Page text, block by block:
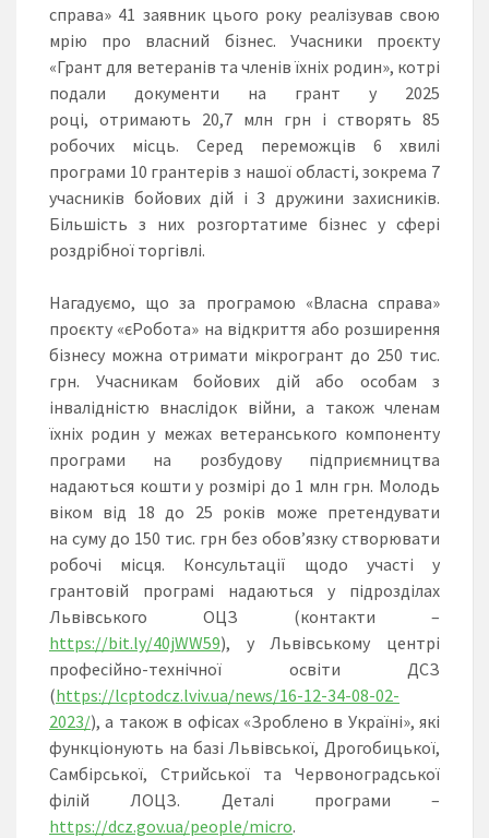
справа» 41 заявник цього року реалізував свою
мрію про власний бізнес. Учасники проєкту
«Грант для ветеранів та членів їхніх родин», котрі
подали документи на грант у 2025
році, отримають 20,7 млн грн і створять 85
робочих місць. Серед переможців 6 хвилі
програми 10 грантерів з нашої області, зокрема 7
учасників бойових дій і 3 дружини захисників.
Більшість з них розгортатиме бізнес у сфері
роздрібної торгівлі.
Нагадуємо, що за програмою «Власна справа»
проєкту «єРобота» на відкриття або розширення
бізнесу можна отримати мікрогрант до 250 тис.
грн. Учасникам бойових дій або особам з
інвалідністю внаслідок війни, а також членам
їхніх родин у межах ветеранського компоненту
програми на розбудову підприємництва
надаються кошти у розмірі до 1 млн грн. Молодь
віком від 18 до 25 років може претендувати
на суму до 150 тис. грн без обов’язку створювати
робочі місця. Консультації щодо участі у
грантовій програмі надаються у підрозділах
Львівського ОЦЗ (контакти –
https://bit.ly/40jWW59), у Львівському центрі
професійно-технічної освіти ДСЗ
(https://lcptodcz.lviv.ua/news/16-12-34-08-02-
2023/), а також в офісах «Зроблено в Україні», які
функціонують на базі Львівської, Дрогобицької,
Самбірської, Стрийської та Червоноградської
філій ЛОЦЗ. Деталі програми –
https://dcz.gov.ua/people/micro.